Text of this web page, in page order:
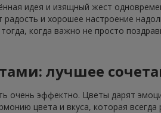
идея и изящный жест
и хорошее настроение
когда важно не просто
лучшее
эффектно. Цветы дарят
цвета и вкуса, которая